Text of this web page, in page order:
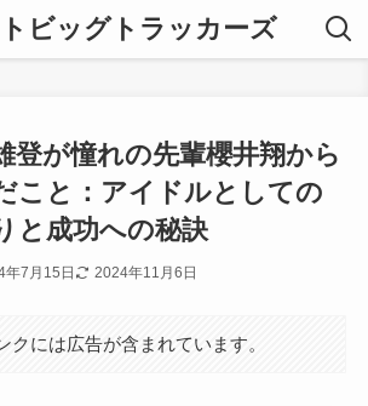
ビッグトラッカーズ
登が憧れの先輩櫻井翔から
こと：アイドルとしての
と成功への秘訣
年7月15日 2024年11月6日
クには広告が含まれています。